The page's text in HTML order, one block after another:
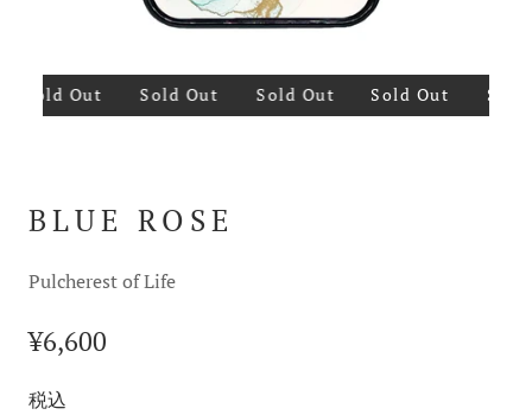
Sold Out Sold Out Sold Out Sold Out Sold
BLUE ROSE
Pulcherest of Life
¥6,600
税込